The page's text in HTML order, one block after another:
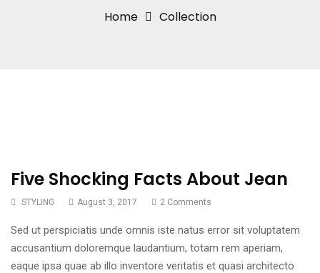
Home Collection
Five Shocking Facts About Jean
STYLING August 3, 2017 2 Comments
Sed ut perspiciatis unde omnis iste natus error sit voluptatem
accusantium doloremque laudantium, totam rem aperiam,
eaque ipsa quae ab illo inventore veritatis et quasi architecto